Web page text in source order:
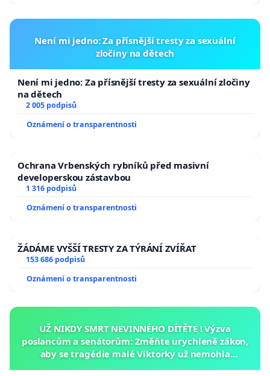
Není mi jedno: Za přísnější tresty za sexuální
zločiny na dětech
Není mi jedno: Za přísnější tresty za sexuální zločiny
na dětech
2 005 podpisů
Oznámení o transparentnosti
Ochrana Vrbenských rybníků před masivní
developerskou zástavbou
1 316 podpisů
Oznámení o transparentnosti
ŽÁDÁME VYŠŠÍ TRESTY ZA TÝRÁNÍ ZVÍŘAT
153 686 podpisů
Oznámení o transparentnosti
UŽ NIKDY SMRT NEVINNÉHO DÍTĚTE ! Výzva
poslancům a senátorům: Změňte urychleně zákon,
aby se tragédie malé Viktorky už nemohla